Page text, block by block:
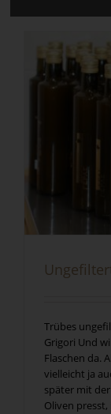
Trübes
Grigori Und
Flaschen da.
vielleicht ja
später mit
Oliven